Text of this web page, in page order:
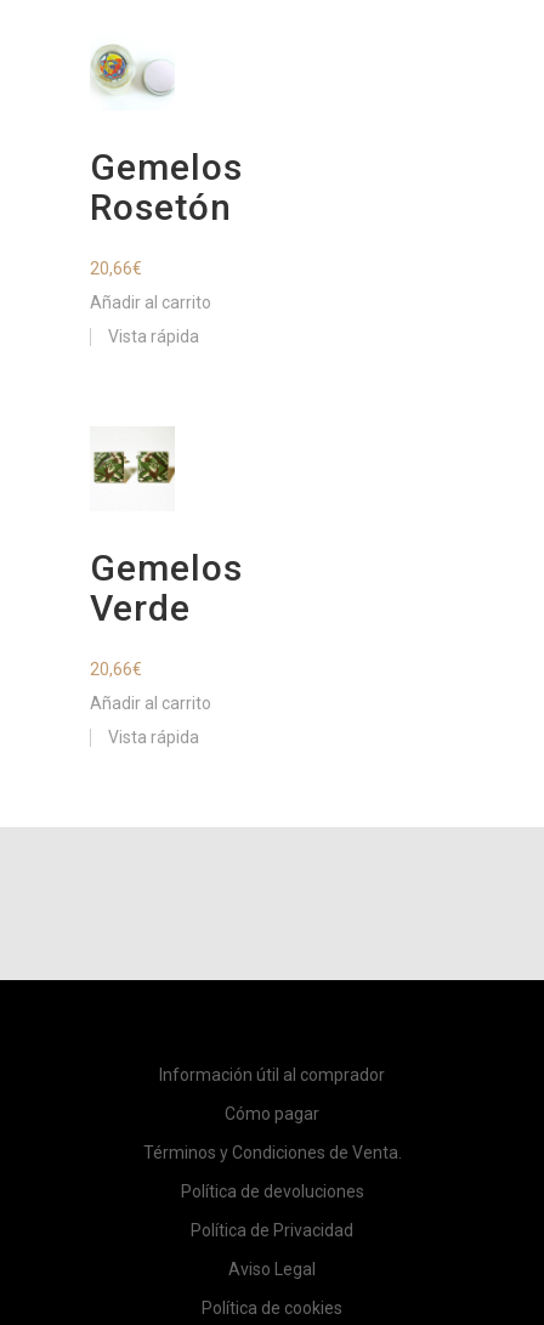
Gemelos
Rosetón
20,66€
Añadir al carrito
Vista rápida
Gemelos
Verde
20,66€
Añadir al carrito
Vista rápida
Información útil al comprador
Cómo pagar
Términos y Condiciones de Venta.
Política de devoluciones
Política de Privacidad
Aviso Legal
Política de cookies